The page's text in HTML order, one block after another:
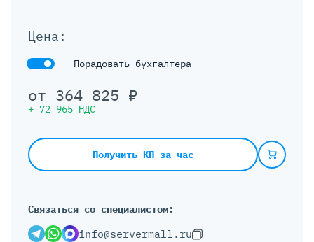
Цена:
Порадовать бухгалтера
от 364 825 ₽
+ 72 965 НДС
Получить КП за час
Связаться со специалистом:
info@servermall.ru